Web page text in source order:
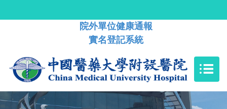
院外單位健康通報
實名登記系統